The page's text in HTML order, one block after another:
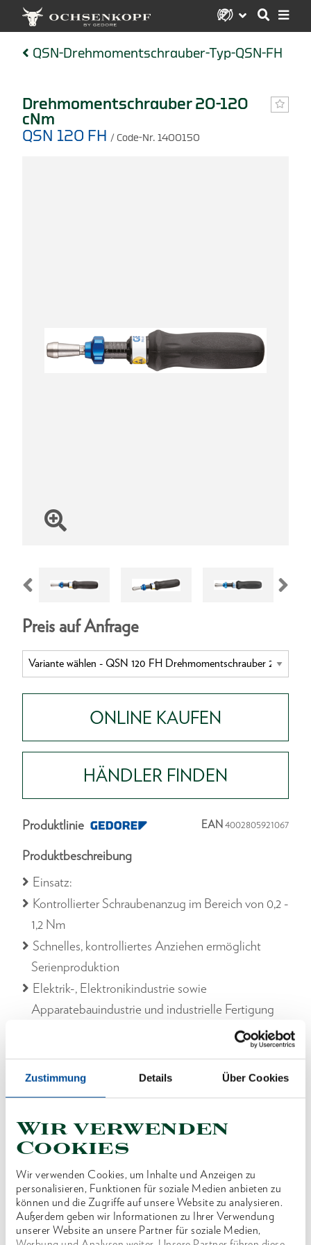
Zustimmung Details Über Cookies
Wir verwenden
Cookies
Wir verwenden Cookies, um Inhalte und Anzeigen zu
personalisieren, Funktionen für soziale Medien anbieten zu
können und die Zugriffe auf unsere Website zu analysieren.
Außerdem geben wir Informationen zu Ihrer Verwendung
unserer Website an unsere Partner für soziale Medien,
QSN-Drehmomentschrauber-Typ-QSN-FH
Drehmomentschrauber 20-120
cNm
QSN 120 FH / Code-Nr. 1400150
Preis auf Anfrage
ONLINE KAUFEN
HÄNDLER FINDEN
Produktlinie EAN 4002805921067
Produktbeschreibung
Einsatz:
Kontrollierter Schraubenanzug im Bereich von 0,2 -
1,2 Nm
Schnelles, kontrolliertes Anziehen ermöglicht
Serienproduktion
Elektrik-, Elektronikindustrie sowie
Apparatebauindustrie und industrielle Fertigung
Verstellbarer Drehmomentschrauber - mit Skala
Mit 1/4" Innensechskantaufnahme zur Betätigung
Auslösegenauigkeit: +/- 6 % Toleranz vom
eingestellten Wert
Ausführung nach DIN EN ISO 6789 Typ II Klasse
D
Präzisions-Umlauf-Kugelkupplung für den